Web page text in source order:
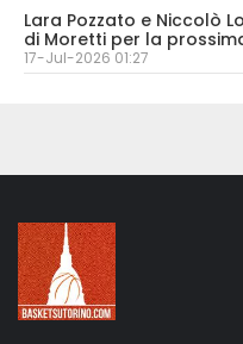
Lara Pozzato e Niccolò
di Moretti per la
17-Jul-2026 01:27